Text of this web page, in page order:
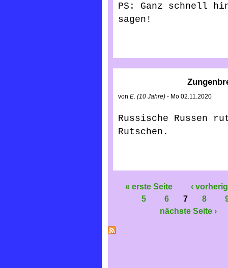
PS: Ganz schnell
sagen!
von E. (10 Jahre) - Mo 02.11.2020
Russische Russen
Rutschen.
« erste Seite
‹
5
6 7 8
nächste Seite ›